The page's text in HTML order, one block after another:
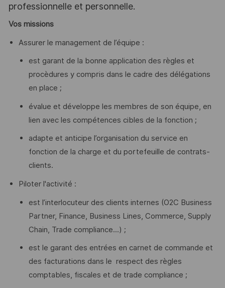
professionnelle et personnelle.
Vos missions
Assurer le management de l’équipe :
est garant de la bonne application des règles et
procèdures y compris dans le cadre des délégations
en place ;
évalue et développe les membres de son équipe, en
lien avec les compétences cibles de la fonction ;
adapte et anticipe l’organisation du service en
fonction de la charge et du portefeuille de contrats-
clients.
Piloter l'activité :
est l’interlocuteur des clients internes (O2C Business
Partner, Finance, Business Lines, Commerce, Supply
Chain, Trade compliance...) ;
est le garant des entrées en carnet de commande et
des facturations dans le respect des règles
comptables, fiscales et de trade compliance ;